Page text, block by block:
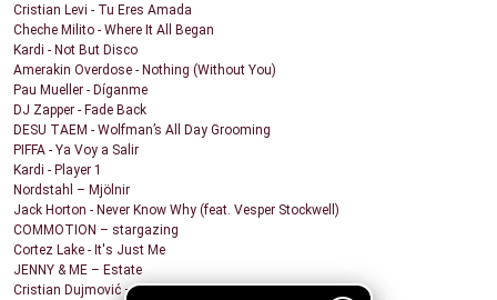
Cristian Levi - Tu Eres Amada
Cheche Milito - Where It All Began
Kardi - Not But Disco
Amerakin Overdose - Nothing (Without You)
Pau Mueller - Díganme
DJ Zapper - Fade Back
DESU TAEM - Wolfman’s All Day Grooming
PIFFA - Ya Voy a Salir
Kardi - Player 1
Nordstahl – Mjölnir
Jack Horton - Never Know Why (feat. Vesper Stockwell)
COMMOTION – stargazing
Cortez Lake - It's Just Me
JENNY & ME – Estate
Cristian Dujmović – Fin de un mundo